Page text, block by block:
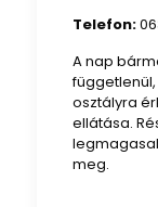
Telefon:
A nap
osztályra
ellátása.
meg.